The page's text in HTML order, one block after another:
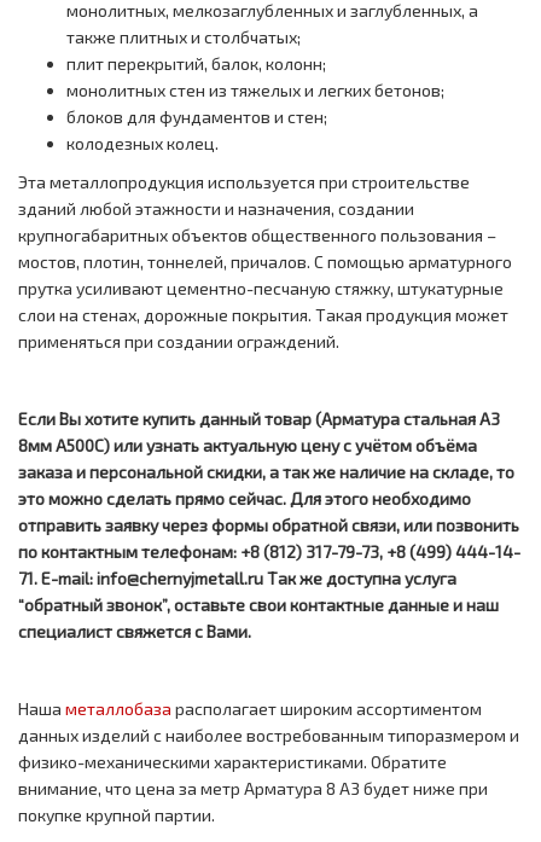
монолитных, мелкозаглубленных и заглубленных, а
также плитных и столбчатых;
плит перекрытий, балок, колонн;
монолитных стен из тяжелых и легких бетонов;
блоков для фундаментов и стен;
колодезных колец.
Эта металлопродукция используется при строительстве
зданий любой этажности и назначения, создании
крупногабаритных объектов общественного пользования –
мостов, плотин, тоннелей, причалов. С помощью арматурного
прутка усиливают цементно-песчаную стяжку, штукатурные
слои на стенах, дорожные покрытия. Такая продукция может
применяться при создании ограждений.
Если Вы хотите купить данный товар (Арматура стальная А3
8мм А500С) или узнать актуальную цену с учётом объёма
заказа и персональной скидки, а так же наличие на складе, то
это можно сделать прямо сейчас. Для этого необходимо
отправить заявку через формы обратной связи, или позвонить
по контактным телефонам: +8 (812) 317-79-73, +8 (499) 444-14-
71. E-mail: info@chernyjmetall.ru Так же доступна услуга
“обратный звонок”, оставьте свои контактные данные и наш
специалист свяжется с Вами.
Наша металлобаза располагает широким ассортиментом
данных изделий с наиболее востребованным типоразмером и
физико-механическими характеристиками. Обратите
внимание, что цена за метр Арматура 8 А3 будет ниже при
покупке крупной партии.